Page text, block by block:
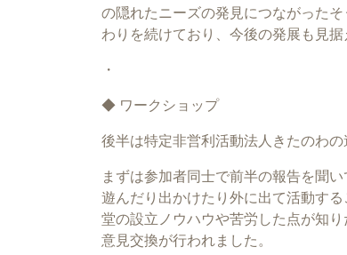
の隠れたニーズの発見につながった
わりを続けており、今後の発展も見
・
◆ ワークショップ
後半は特定非営利活動法人きたのわ
まずは参加者同士で前半の報告を聞
遊んだり出かけたり外に出て活動す
堂の設立ノウハウや苦労した点が知
意見交換が行われました。